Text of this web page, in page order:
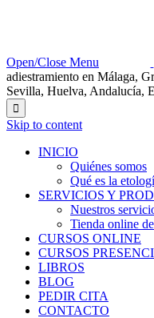
Open/Close Menu
adiestramiento en Málaga,
Sevilla, Huelva, Andalucía,

Skip to content
INICIO
Quiénes somos
Qué es la
SERVICIOS Y
Nuestros
Tienda online
CURSOS ONLINE
CURSOS
LIBROS
BLOG
PEDIR CITA
CONTACTO